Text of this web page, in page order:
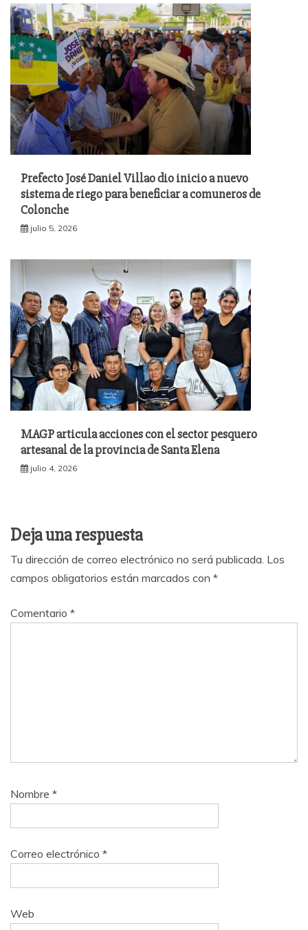
Prefecto José Daniel Villao dio inicio a nuevo
sistema de riego para beneficiar a comuneros de
Colonche
julio 5, 2026
MAGP articula acciones con el sector pesquero
artesanal de la provincia de Santa Elena
julio 4, 2026
Deja una respuesta
Tu dirección de correo electrónico no será publicada. Los
campos obligatorios están marcados con *
Comentario *
Nombre *
Correo electrónico *
Web